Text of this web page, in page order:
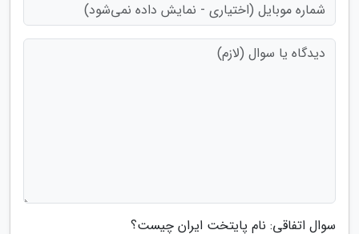
سوال اتفاقی: نام پایتخت ایران چیست؟